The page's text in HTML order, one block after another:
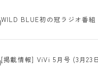
WILD BLUE初の冠ラジオ番組
[掲載情報] ViVi 5月号 (3月23